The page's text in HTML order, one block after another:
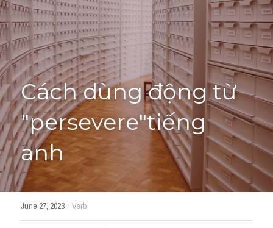
Cách diễn đạt
IELTS Videos - Ebook
Điểm báo
Adj
Idiom
Khác
Từ vựng theo topic
Từ vựng theo Topic
HỌC THỬ →
Cách dùng động từ
"persevere"tiếng
anh
June 27, 2023 · Verb